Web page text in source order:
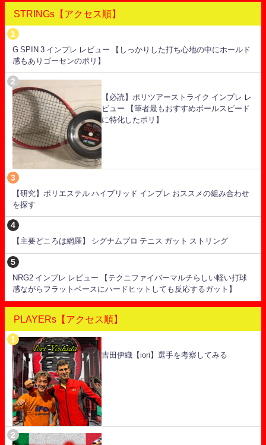
STRINGs【アクセス順】
G SPIN 3 インプレ レビュー 【しっかりした打ち心地の中にホールド
感もありゴーセンのポリ】
【必読】ポリツアーストライク インプレ レ
ビュー 【筆者最もおすすめボールスピード
に特化したポリ】
【研究】ポリエステル ハイブリッド インプレ おススメの組み合わせ
を探す
【主要どころは網羅】 シグナムプロ テニス ガット ストリング
NRG2 インプレ レビュー 【テクニファイバーマルチらしい軽い打球
感ながらフラットベースにハードヒットしても反応するガット】
PLAYERs【アクセス順】
吉田伊織【iori】選手を考察してみる